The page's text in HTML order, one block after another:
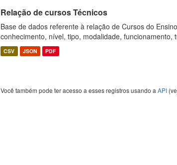
Relação de cursos Técnicos
Base de dados referente à relação de Cursos do
conhecimento, nível, tipo, modalidade, funcionamento,
CSV JSON PDF
Você também pode ter acesso a esses registros usando a API